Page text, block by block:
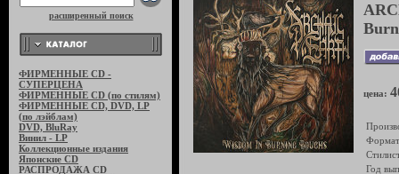
расширенный поиск
ФИРМЕННЫЕ CD -
СУПЕРЦЕНА
ФИРМЕННЫЕ CD (по стилям)
ФИРМЕННЫЕ CD, DVD, LP
(по лэйблам)
DVD, BluRay
Винил - LP
Коллекционные издания
Японские CD
РАСПРОДАЖА CD
цена:
Год